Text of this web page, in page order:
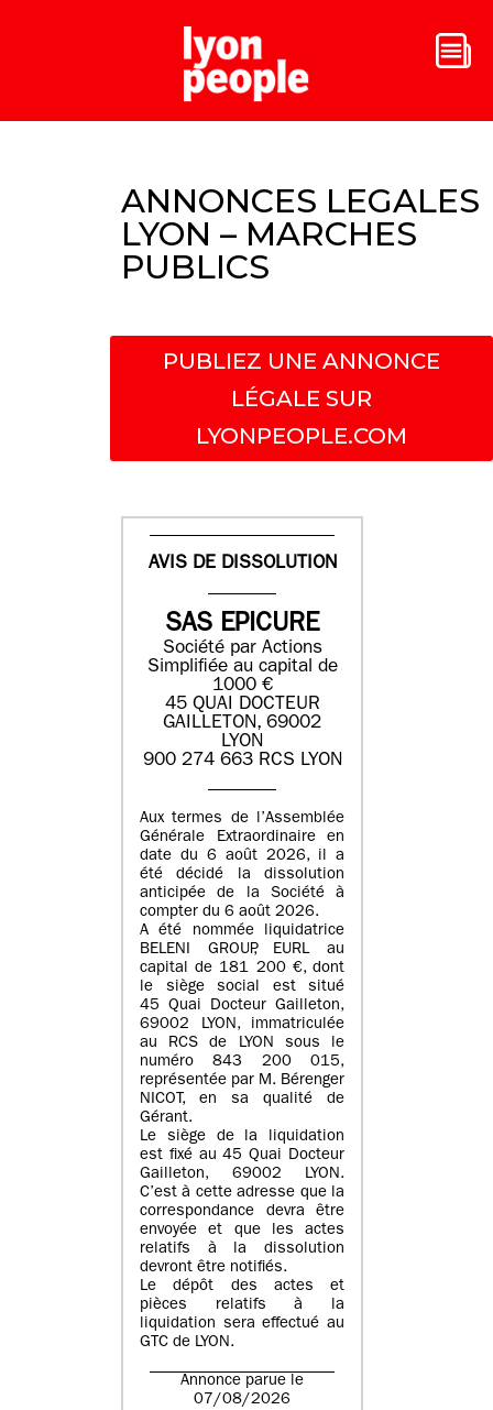
ANNONCES LEGALES
LYON – MARCHES
PUBLICS
PUBLIEZ UNE ANNONCE
LÉGALE SUR
LYONPEOPLE.COM
AVIS DE DISSOLUTION
SAS EPICURE
Société par Actions
Simplifiée au capital de
1000 €
45 QUAI DOCTEUR
GAILLETON, 69002
LYON
900 274 663 RCS LYON
Aux termes de l’Assemblée
Générale Extraordinaire en
date du 6 août 2026, il a
été décidé la dissolution
anticipée de la Société à
compter du 6 août 2026.
A été nommée liquidatrice
BELENI GROUP, EURL au
capital de 181 200 €, dont
le siège social est situé
45 Quai Docteur Gailleton,
69002 LYON, immatriculée
au RCS de LYON sous le
numéro 843 200 015,
représentée par M. Bérenger
NICOT, en sa qualité de
Gérant.
Le siège de la liquidation
est fixé au45 Quai Docteur
Gailleton, 69002 LYON.
C’est à cette adresse que la
correspondance devra être
envoyée et que les actes
relatifs à la dissolution
devront être notifiés.
Le dépôt des actes et
pièces relatifs à la
liquidation sera effectué au
GTC de LYON.
Annonce parue le
07/08/2026